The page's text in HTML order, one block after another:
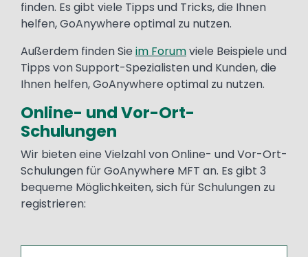
finden. Es gibt viele Tipps und Tricks, die Ihnen
helfen, GoAnywhere optimal zu nutzen.
Außerdem finden Sie im Forumviele Beispiele und
Tipps von Support-Spezialisten und Kunden, die
Ihnen helfen, GoAnywhere optimal zu nutzen.
Online- und Vor-Ort-
Schulungen
Wir bieten eine Vielzahl von Online- und Vor-Ort-
Schulungen für GoAnywhere MFT an. Es gibt 3
bequeme Möglichkeiten, sich für Schulungen zu
registrieren: